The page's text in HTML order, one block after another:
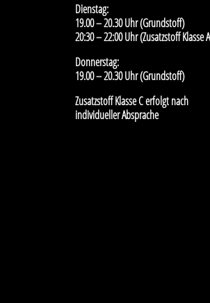
Dienstag:
19.00 – 20.30 Uhr (Grundstoff)
20:30 – 22:00 Uhr (Zusatzstoff Klasse
Donnerstag:
19.00 – 20.30 Uhr (Grundstoff)
Zusatzstoff Klasse C erfolgt nach
individueller Absprache